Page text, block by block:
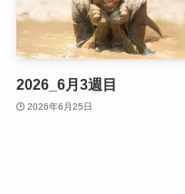
2026_6月3週目
2026年6月25日